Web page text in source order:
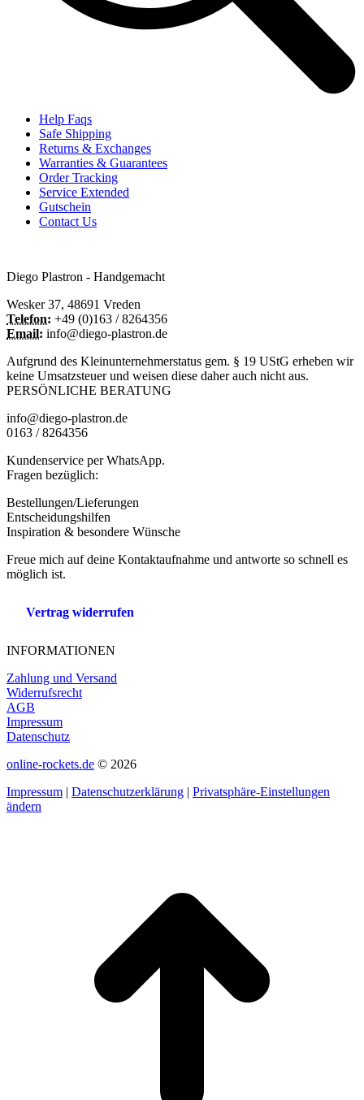
Help Faqs
Safe Shipping
Returns & Exchanges
Warranties & Guarantees
Order Tracking
Service Extended
Gutschein
Contact Us
Diego Plastron - Handgemacht
Wesker 37, 48691 Vreden
Telefon: +49 (0)163 / 8264356
Email: info@diego-plastron.de
Aufgrund des Kleinunternehmerstatus gem. § 19 UStG erheben wir
keine Umsatzsteuer und weisen diese daher auch nicht aus.
PERSÖNLICHE BERATUNG
info@diego-plastron.de
0163 / 8264356
Kundenservice per WhatsApp.
Fragen bezüglich:
Bestellungen/Lieferungen
Entscheidungshilfen
Inspiration & besondere Wünsche
Freue mich auf deine Kontaktaufnahme und antworte so schnell es
möglich ist.
Vertrag widerrufen
INFORMATIONEN
Zahlung und Versand
Widerrufsrecht
AGB
Impressum
Datenschutz
online-rockets.de © 2026
Impressum | Datenschutzerklärung | Privatsphäre-Einstellungen
ändern